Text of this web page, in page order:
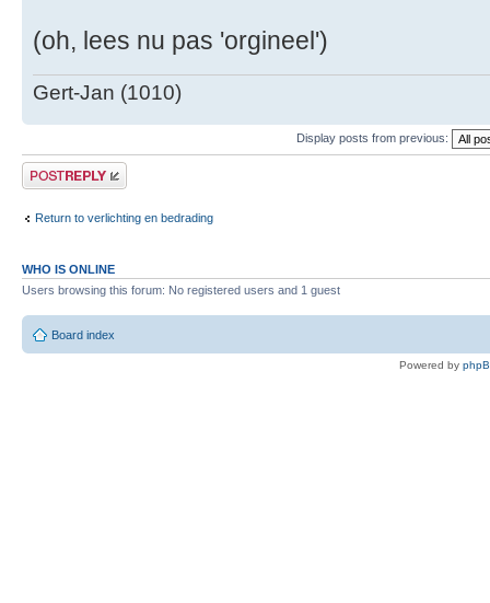
(oh, lees nu pas 'orgineel')
Gert-Jan (1010)
Display posts from previous:
Post a reply
Return to verlichting en bedrading
WHO IS ONLINE
Users browsing this forum: No registered users and 1 guest
Board index
Powered by